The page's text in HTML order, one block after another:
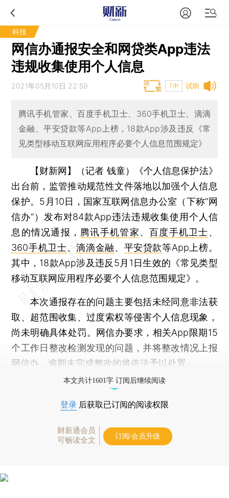
科技
网信办通报安全和网贷类App违法
违规收集使用个人信息
试听
2021年05月10日 22:59 T中
腾讯手机管家、百度手机卫士、360手机卫士、滴滴
金融、平安贷款等App上榜，18款App涉及违反《常
见类型移动互联网应用程序必要个人信息范围规定》
【财新网】（记者 钱童）
《个人信息保护法》
出台前，监管推动规范性文件落地以加强个人信息
保护。5月10日，国家互联网信息办公室（下称“网
信办”）发布对84款App违法违规收集使用个人信
息的情况通报， 腾讯手机管家、百度手机卫士、
360手机卫士、滴滴金融、 平安贷款等App上榜。
其中，18款App涉及违反5月1日生效的《常见类型
移动互联网应用程序必要个人信息范围规定》。
本次通报存在的问题主要包括未经同意非法获
取、超范围收集、过度索权等侵害个人信息现象，
尚未明确具体处罚。网信办要求，相关App限期15
个工作日整改检测发现的问题，并将整改情况上报
网信办，逾期未完成整改的将依法予以处置。
本文共计1601字 订阅后继续阅读
登录 后获取已订阅的阅读权限
财新通会员
可畅读全文
订阅/会员升级